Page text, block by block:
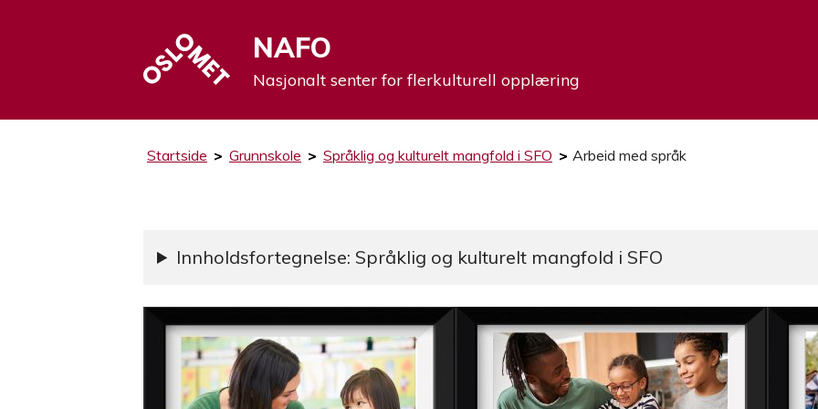
NAFO
Nasjonalt senter for flerkulturell opplæring
Startside > Grunnskole > Språklig og kulturelt mangfold i SFO > Arbeid med språk
Innholdsfortegnelse: Språklig og kulturelt mangfold i SFO